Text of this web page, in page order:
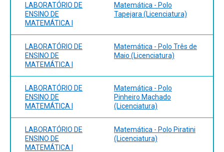
LABORATÓRIO DE
ENSINO DE
MATEMÁTICA I
Matemática - Polo
Tapejara (Licenciatura)
LABORATÓRIO DE
ENSINO DE
MATEMÁTICA I
Matemática - Polo Três de
Maio (Licenciatura)
LABORATÓRIO DE
ENSINO DE
MATEMÁTICA I
Matemática - Polo
Pinheiro Machado
(Licenciatura)
LABORATÓRIO DE
ENSINO DE
MATEMÁTICA I
Matemática - Polo Piratini
(Licenciatura)